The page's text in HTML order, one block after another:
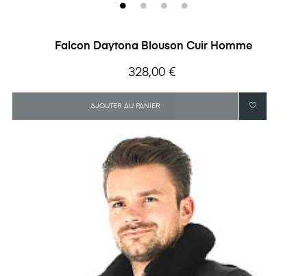
Falcon Daytona Blouson Cuir Homme
Prix
328,00 €
AJOUTER AU PANIER